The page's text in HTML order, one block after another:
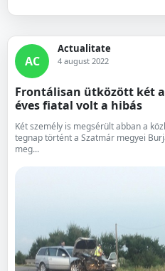
AC
Actualitate
4 august 2022
Frontálisan ütközött két
éves fiatal volt a hibás
Két személy is megsérült abban a
tegnap történt a Szatmár megyei
meg...